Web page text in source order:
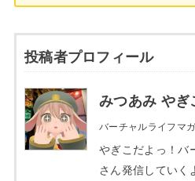
投稿者プロフィール
みつあみ やぎ
バーチャルライフマ
やぎこだよっ！バ
さん発信していく